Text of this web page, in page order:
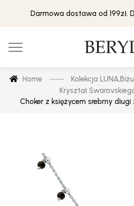
Darmowa dostawa od 199zł.
Home Kolekcja LUNA,
Kryształ
Choker z księżycem srebrny